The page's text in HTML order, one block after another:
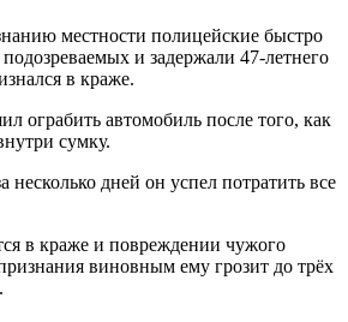
местности полицейские быстро
и задержали 47-летнего
в краже.
ограбить автомобиль после того, как
сумку.
дней он успел потратить все
в краже и повреждении чужого
виновным ему грозит до трёх